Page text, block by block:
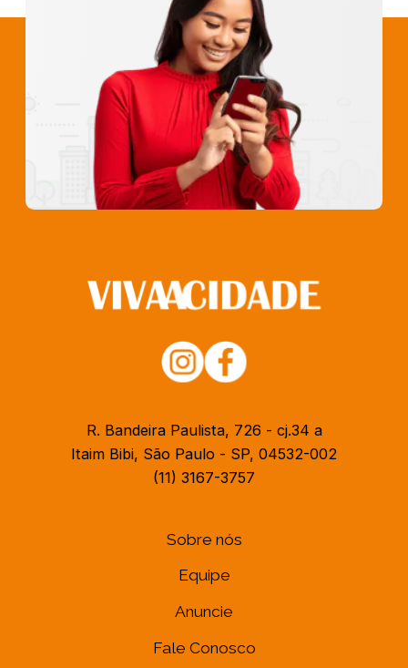
R. Bandeira Paulista, 726 - cj.34 a
Itaim Bibi, São Paulo - SP, 04532-002
(11) 3167-3757
Sobre nós
Equipe
Anuncie
Fale Conosco